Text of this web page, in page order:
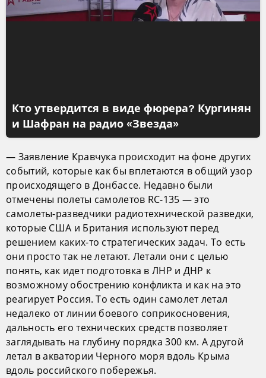
Кто утвердится в виде фюрера? Кургинян
и Шафран на радио «Звезда»
— Заявление Кравчука происходит на фоне других
событий, которые как бы вплетаются в общий узор
происходящего в Донбассе. Недавно были
отмечены полеты самолетов RC-135 — это
самолеты-разведчики радиотехнической разведки,
которые США и Британия используют перед
решением каких-то стратегических задач. То есть
они просто так не летают. Летали они с целью
понять, как идет подготовка в ЛНР и ДНР к
возможному обострению конфликта и как на это
реагирует Россия. То есть один самолет летал
недалеко от линии боевого соприкосновения,
дальность его технических средств позволяет
заглядывать на глубину порядка 300 км. А другой
летал в акватории Черного моря вдоль Крыма
вдоль российского побережья.